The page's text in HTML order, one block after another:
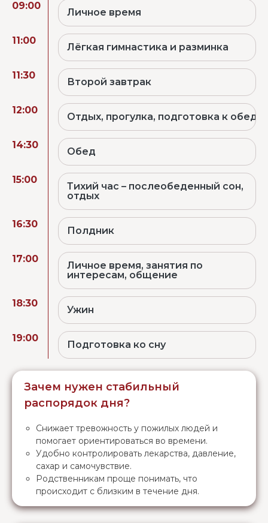
09:00
Личное время
11:00
Лёгкая гимнастика и разминка
11:30
Второй завтрак
12:00
Отдых, прогулка, подготовка к обеду
14:30
Обед
15:00
Тихий час – послеобеденный сон,
отдых
16:30
Полдник
17:00
Личное время, занятия по
интересам, общение
18:30
Ужин
19:00
Подготовка ко сну
Зачем нужен стабильный
распорядок дня?
Снижает тревожность у пожилых людей и
помогает ориентироваться во времени.
Удобно контролировать лекарства, давление,
сахар и самочувствие.
Родственникам проще понимать, что
происходит с близким в течение дня.